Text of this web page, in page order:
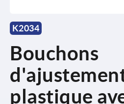
K2034
Bouchons
plastique